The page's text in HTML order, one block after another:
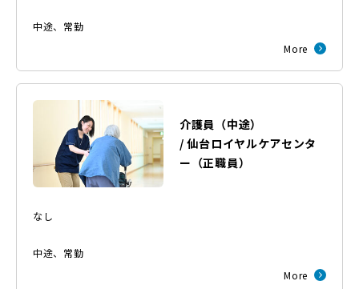
中途、 常勤
More
介護員（中途）
/仙台ロイヤルケアセンタ
ー （正職員）
なし
中途、 常勤
More